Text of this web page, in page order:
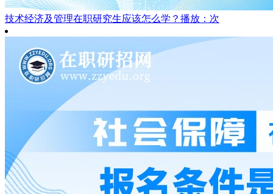
技术经济及管理在职研究生应该怎么学？ 播放：次